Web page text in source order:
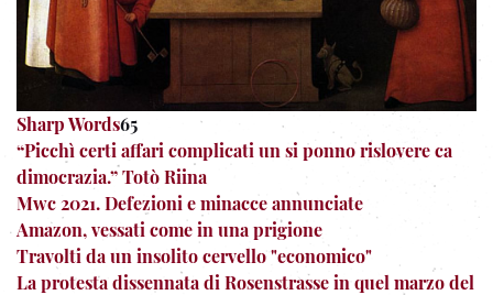
Sharp Words65
“Picchì certi affari complicati un si ponno rislovere ca
dimocrazia.” Totò Riina
Mwc 2021. Defezioni e minacce annunciate
Amazon, vessati come in una prigione
Travolti da un insolito cervello "economico"
La protesta dissennata di Rosenstrasse in quel marzo del